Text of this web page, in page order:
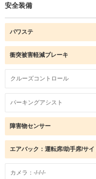
安全装備
パワステ
衝突被害軽減ブレーキ
クルーズコントロール
パーキングアシスト
障害物センサー
エアバック：運転席/助手席/サ
カメラ：-/-/-/-